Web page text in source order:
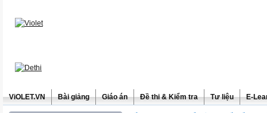
ViOLET.VN Bài giảng Giáo án Đề thi & Kiểm tra Tư liệu E-